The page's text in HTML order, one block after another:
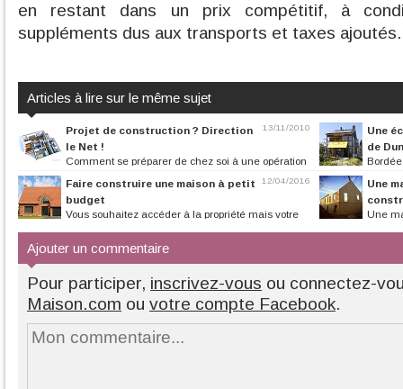
en restant dans un prix compétitif, à
suppléments dus aux transports et taxes ajoutés.
Articles à lire sur le même sujet
13/11/2010
Projet de construction ? Direction
le Net !
Comment se préparer de chez soi à une opération
d’envergure ? Internet permet...
Une
de
voisine de
12/04/2016
Faire construire une maison à petit
budget
Vous souhaitez accéder à la propriété mais votre
Une
Une
Ajouter un commentaire
Pour participer, inscrivez-vous ou connectez-
Maison.com ou votre compte Facebook.